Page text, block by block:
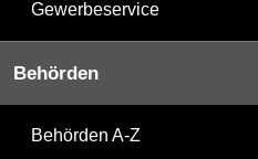
Gewerbeservice
Behörden
Behörden A-Z